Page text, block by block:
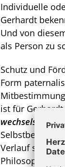
Individuelle
Gerhardt
Und von
als Person zu
Schutz und
Form
ist für
wechselseitig
Verlauf seiner
Philosophie